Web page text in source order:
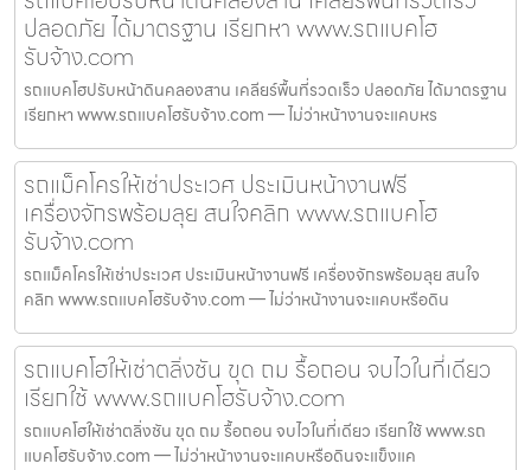
ปลอดภัย ได้มาตรฐาน เรียกหา www.รถแบคโฮ
รับจ้าง.com
รถแบคโฮปรับหน้าดินคลองสาน เคลียร์พื้นที่รวดเร็ว ปลอดภัย ได้มาตรฐาน
เรียกหา www.รถแบคโฮรับจ้าง.com — ไม่ว่าหน้างานจะแคบหร
รถแม็คโครให้เช่าประเวศ ประเมินหน้างานฟรี
เครื่องจักรพร้อมลุย สนใจคลิก www.รถแบคโฮ
รับจ้าง.com
รถแม็คโครให้เช่าประเวศ ประเมินหน้างานฟรี เครื่องจักรพร้อมลุย สนใจ
คลิก www.รถแบคโฮรับจ้าง.com — ไม่ว่าหน้างานจะแคบหรือดิน
รถแบคโฮให้เช่าตลิ่งชัน ขุด ถม รื้อถอน จบไวในที่เดียว
เรียกใช้ www.รถแบคโฮรับจ้าง.com
รถแบคโฮให้เช่าตลิ่งชัน ขุด ถม รื้อถอน จบไวในที่เดียว เรียกใช้ www.รถ
แบคโฮรับจ้าง.com — ไม่ว่าหน้างานจะแคบหรือดินจะแข็งแค